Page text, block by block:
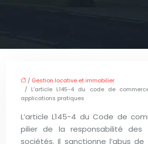
/ Gestion locative et immobilier
/ L’article L145-4 du code de
applications pratiques
L’article L145-4 du Code de
pilier de la responsabilité des
sociétés. Il sanctionne l’abus de